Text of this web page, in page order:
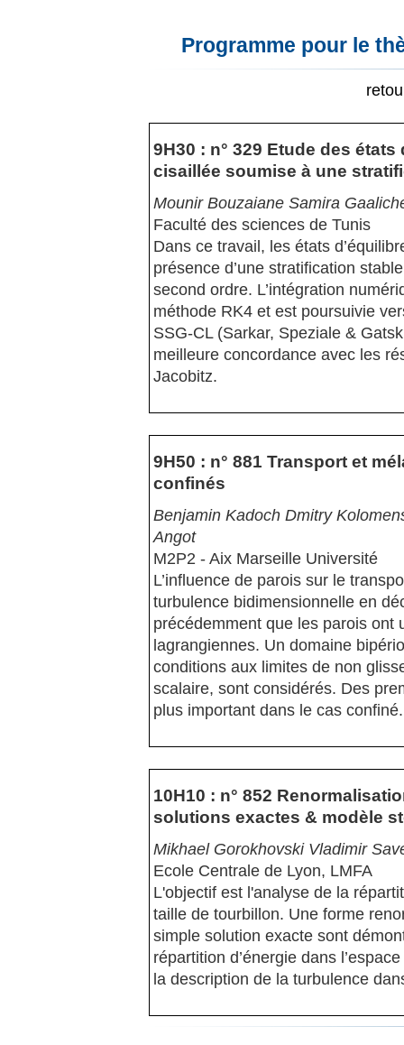
Programme pour le
9H30 : n° 329 Etude des
cisaillée soumise à une
Mounir Bouzaiane Samira
Faculté des sciences de Tunis
Dans ce travail, les états
présence d’une stratification
second ordre. L’intégration
méthode RK4 et est poursuivie
SSG-CL (Sarkar, Speziale &
meilleure concordance avec les
Jacobitz.
9H50 : n° 881 Transport et
confinés
Benjamin Kadoch Dmitry
Angot
M2P2 - Aix Marseille Université
L’influence de parois sur le
turbulence bidimensionnelle en
précédemment que les parois ont
lagrangiennes. Un domaine
conditions aux limites de non
scalaire, sont considérés. Des
plus important dans le cas confiné.
10H10 : n° 852
solutions exactes & modèle
Mikhael Gorokhovski Vladimir
Ecole Centrale de Lyon, LMFA
L'objectif est l'analyse de la
taille de tourbillon. Une forme
simple solution exacte sont
répartition d’énergie dans
la description de la turbulence